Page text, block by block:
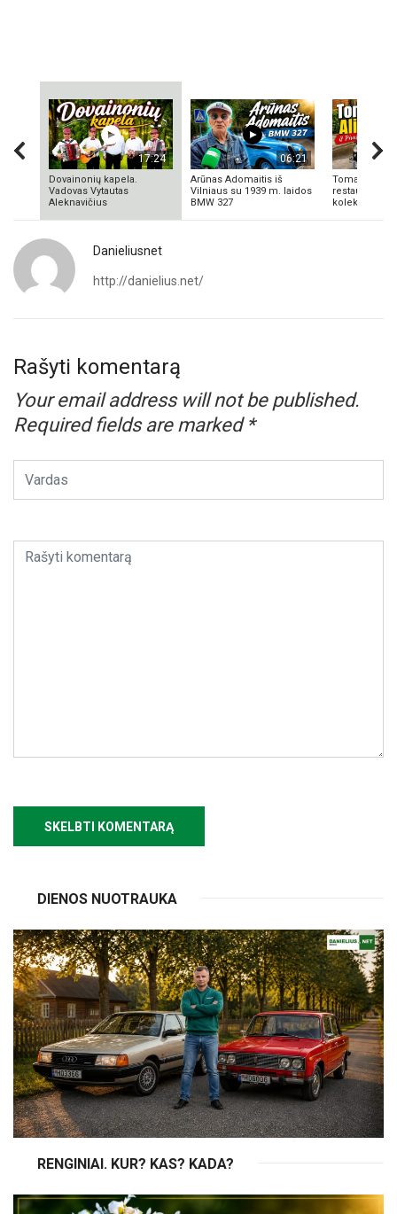
17:24
Dovainonių kapela.
Vadovas Vytautas
Aleknavičius
06:21
Arūnas Adomaitis iš
Vilniaus su 1939 m. laidos
BMW 327
Tomas
Danieliusnet
http://danielius.net/
Rašyti komentarą
Your email address will not be published.
Required fields are marked *
DIENOS NUOTRAUKA
RENGINIAI. KUR? KAS? KADA?